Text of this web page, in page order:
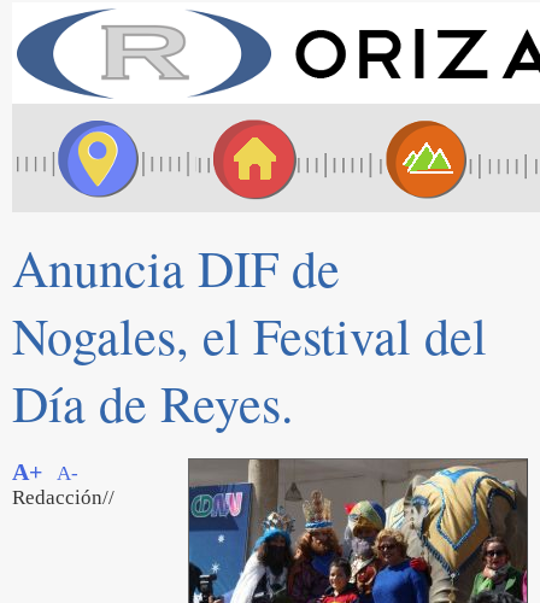
Anuncia DIF de
Nogales, el Festival del
Día de Reyes.
A+
A-
Redacción//